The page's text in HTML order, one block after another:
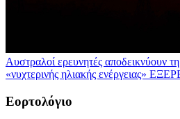
Αυστραλοί ερευνητές αποδεικνύουν
«νυχτερινής ηλιακής ενέργειας»
Εορτολόγιο